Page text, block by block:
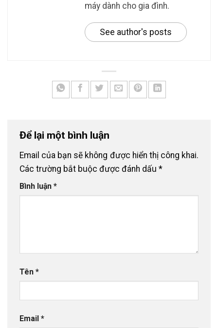
máy dành cho gia đình.
See author's posts
Để lại một bình luận
Email của bạn sẽ không được hiển thị công khai.
Các trường bắt buộc được đánh dấu *
Bình luận *
Tên *
Email *